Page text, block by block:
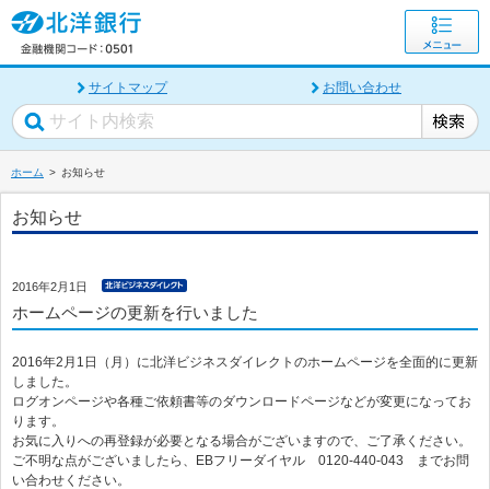
サイトマップ お問い合わせ
ホーム お知らせ
お知らせ
2016年2月1日
ホームページの更新を行いました
2016年2月1日（月）に北洋ビジネスダイレクトのホームページを全面的に更新
しました。
ログオンページや各種ご依頼書等のダウンロードページなどが変更になってお
ります。
お気に入りへの再登録が必要となる場合がございますので、ご了承ください。
ご不明な点がございましたら、EBフリーダイヤル 0120-440-043 までお問
い合わせください。